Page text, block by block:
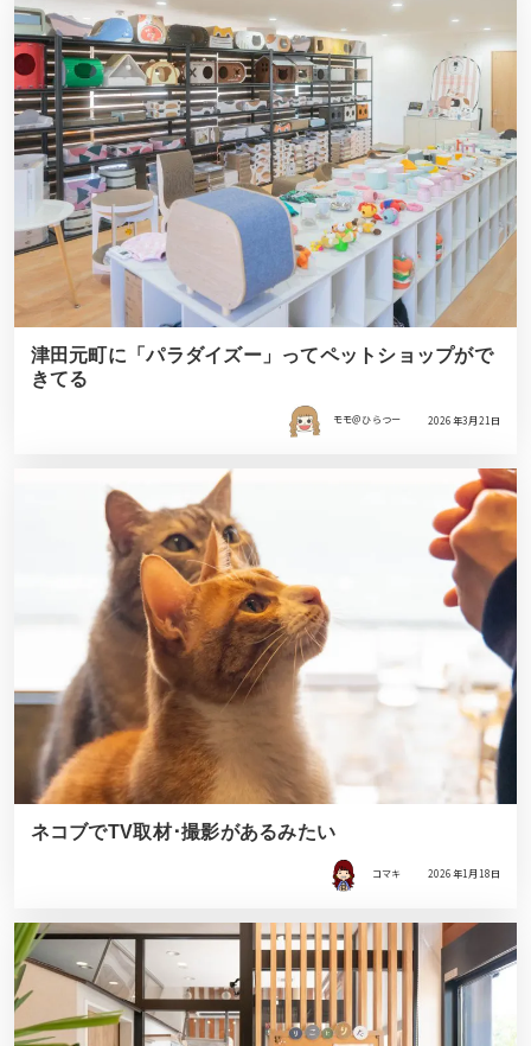
津田元町に「パラダイズー」ってペットショップがで
きてる
モモ＠ひらつー 2026年3月21日
ネコブでTV取材･撮影があるみたい
コマキ 2026年1月18日